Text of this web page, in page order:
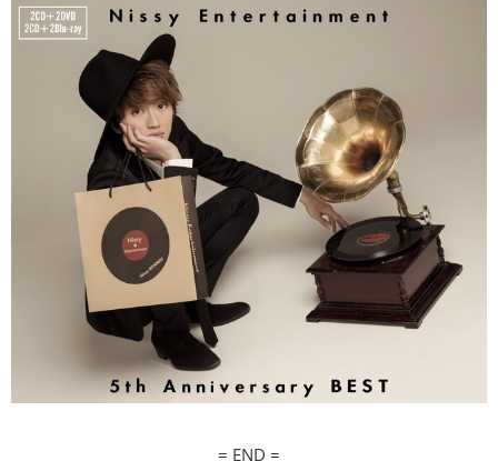
= END =